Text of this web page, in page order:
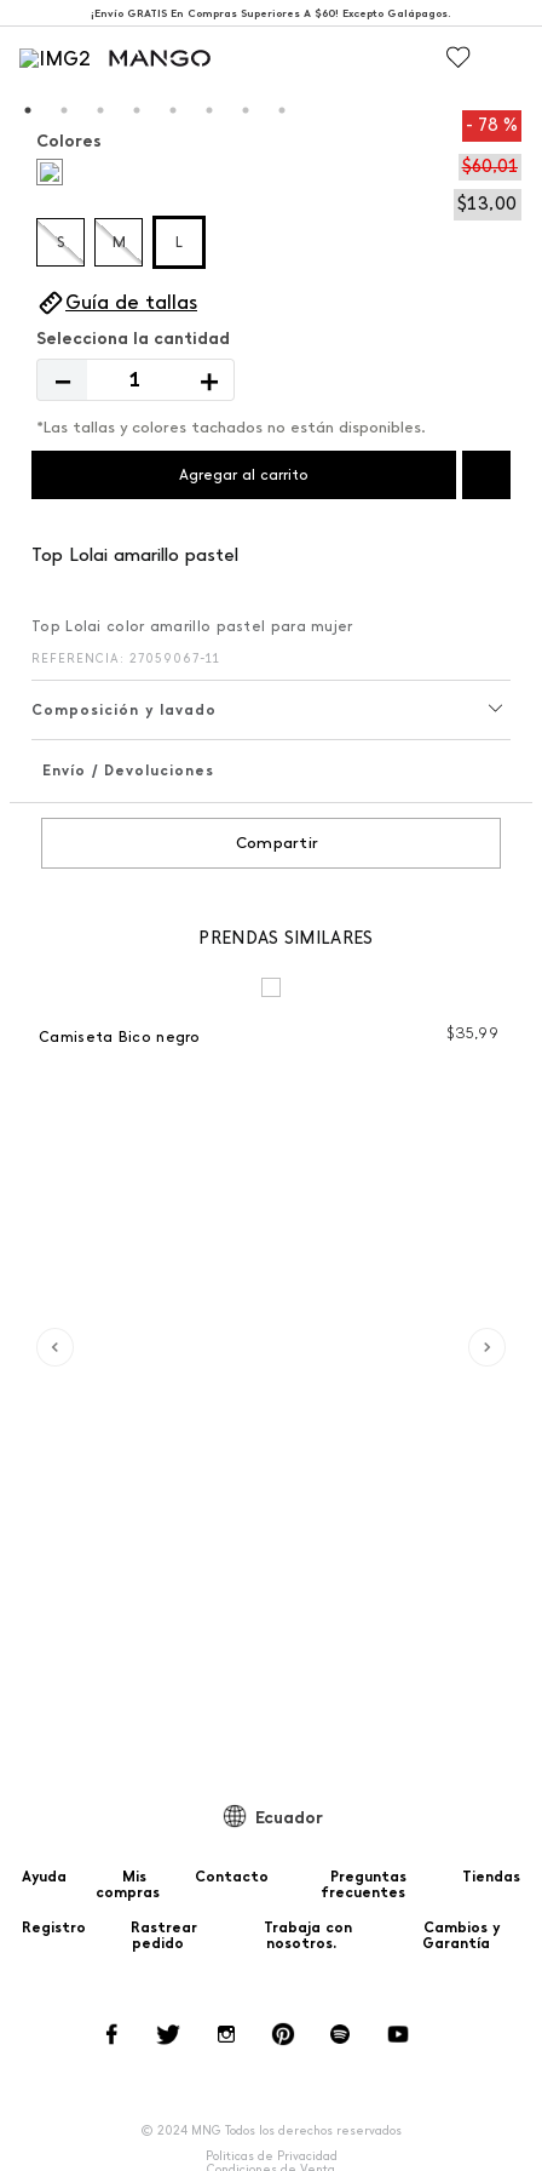
¡Envío GRATIS En Compras Superiores A $60! Excepto Galápagos.
78 %
$60,01
$13,00
Colores
S M L
Guía de tallas
＋
－
*Las tallas y colores tachados no están disponibles.
Agregar al carrito
Top Lolai amarillo pastel
Top Lolai color amarillo pastel para mujer
REFERENCIA : 27059067-11
Composición y lavado
Envío / Devoluciones
Compartir
PRENDAS SIMILARES
Camiseta Bico negro $35,99
Ecuador
Ayuda
Mis
compras
Contacto
Preguntas
frecuentes
Tiendas
Registro
Rastrear
pedido
Trabaja con
nosotros.
Cambios y
Garantía
© 2024 MNG Todos los derechos reservados
Politicas de Privacidad